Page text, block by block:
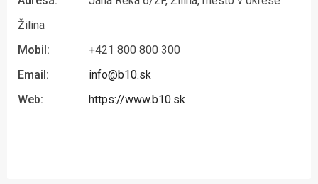
Žilina
Mobil:
+421 800 800 300
Email:
info@b10.sk
Web:
https://www.b10.sk